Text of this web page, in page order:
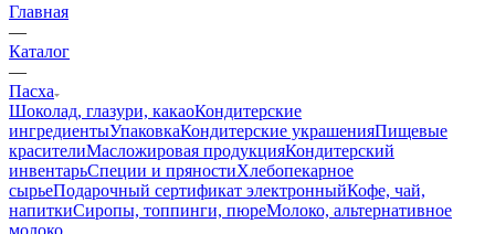
Главная
—
Каталог
—
Пасха
Шоколад, глазури, какаоКондитерские
ингредиентыУпаковкаКондитерские украшенияПищевые
красителиМасложировая продукцияКондитерский
инвентарьСпеции и пряностиХлебопекарное
сырьеПодарочный сертификат электронныйКофе, чай,
напиткиСиропы, топпинги, пюреМолоко, альтернативное
молоко